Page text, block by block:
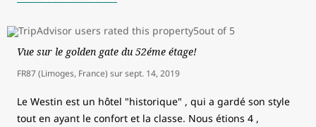
Vue sur le golden gate du 52éme étage!
FR87 (Limoges, France) sursept. 14, 2019
Le Westin est un hôtel "historique" , qui a gardé son style
tout en ayant le confort et la classe. Nous étions 4 ,